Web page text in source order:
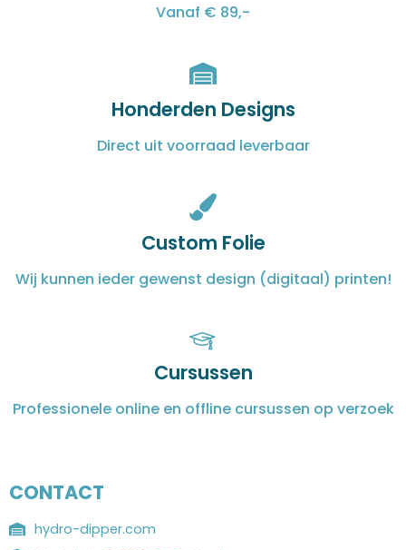
Vanaf € 89,-
Honderden Designs
Direct uit voorraad leverbaar
Custom Folie
Wij kunnen ieder gewenst design (digitaal) printen!
Cursussen
Professionele online en offline cursussen op verzoek
CONTACT
hydro-dipper.com